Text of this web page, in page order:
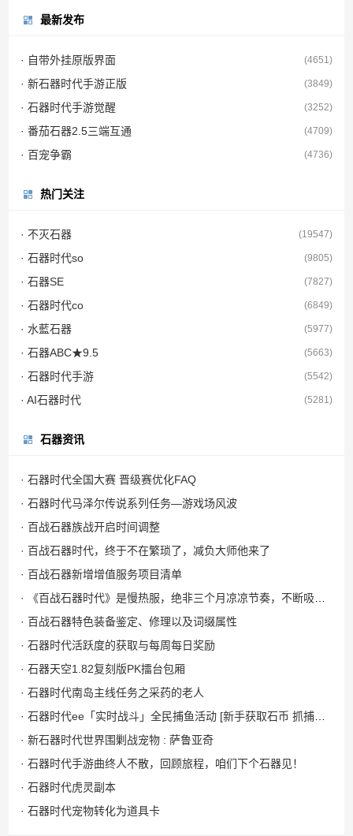
最新发布
· 自带外挂原版界面 (4651)
· 新石器时代手游正版 (3849)
· 石器时代手游觉醒 (3252)
· 番茄石器2.5三端互通 (4709)
· 百宠争霸 (4736)
热门关注
· 不灭石器 (19547)
· 石器时代so (9805)
· 石器SE (7827)
· 石器时代co (6849)
· 水藍石器 (5977)
· 石器ABC★9.5 (5663)
· 石器时代手游 (5542)
· AI石器时代 (5281)
石器资讯
· 石器时代全国大赛 晋级赛优化FAQ
· 石器时代马泽尔传说系列任务—游戏场风波
· 百战石器族战开启时间调整
· 百战石器时代，终于不在繁琐了，减负大师他来了
· 百战石器新增增值服务项目清单
· 百战石器特色装备鉴定、修理以及词缀属性
· 石器时代活跃度的获取与每周每日奖励
· 石器天空1.82复刻版PK擂台包厢
· 石器时代南岛主线任务之采药的老人
· 新石器时代世界围剿战宠物 : 萨鲁亚奇
· 石器时代手游曲终人不散，回顾旅程，咱们下个石器见！
· 石器时代虎灵副本
· 石器时代宠物转化为道具卡